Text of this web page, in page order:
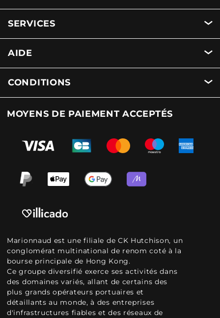
SERVICES
AIDE
CONDITIONS
MOYENS DE PAIEMENT ACCEPTÉS
Marionnaud est une filiale de CK Hutchison, un
conglomérat multinational de renom coté à la
bourse principale de Hong Kong.
Ce groupe diversifié exerce ses activités dans
des domaines variés, allant de certains des
plus grands opérateurs portuaires et
détaillants au monde, à des entreprises
d'infrastructures fiables et des réseaux de